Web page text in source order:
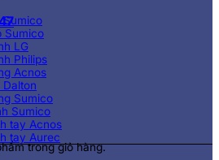
trong giỏ hàng.
Sumico
Sumico
LG
Philips
Acnos
Dalton
Sumico
Sumico
tay Acnos
tay Aurec